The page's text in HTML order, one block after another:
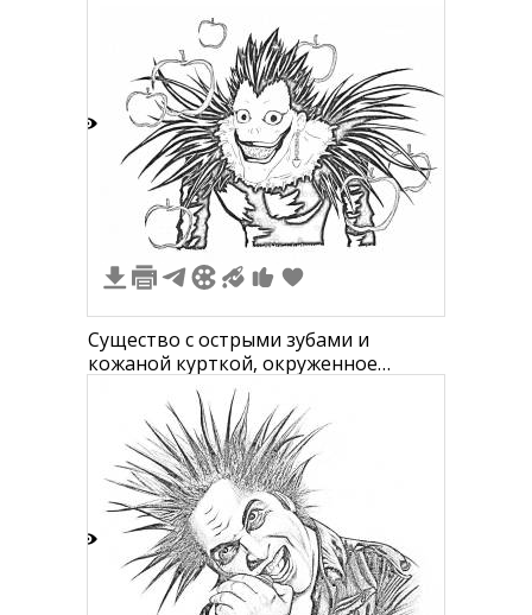
плечо мужчины
Существо с острыми зубами и
кожаной курткой, окруженное